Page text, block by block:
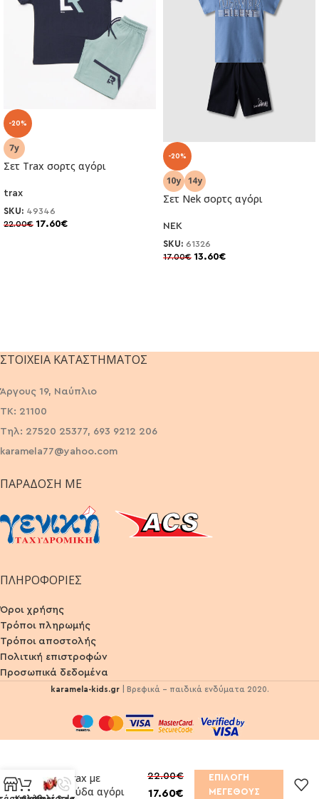
-20%
Σετ Trax σορτς αγόρι
trax
SKU: 49346
22.00€ 17.60€
-20%
Σετ Nek σορτς αγόρι
NEK
SKU: 61326
17.00€ 13.60€
ΣΤΟΙΧΕΊΑ ΚΑΤΑΣΤΉΜΑΤΟΣ
Άργους 19, Ναύπλιο
ΤΚ: 21100
Τηλ: 27520 25377, 693 9212 206
karamela77@yahoo.com
ΠΑΡΆΔΟΣΗ ΜΕ
ΠΛΗΡΟΦΟΡΙΕΣ
Όροι χρήσης
Τρόποι πληρωμής
Τρόποι αποστολής
Πολιτική επιστροφών
Προσωπικά δεδομένα
karamela-kids.gr | Βρεφικά - παιδικά ενδύματα 2020.
Σετ Trax με
βερμούδα αγόρι
22.00€
17.60€
ΕΠΙΛΟΓΉ
ΜΕΓΈΘΟΥΣ